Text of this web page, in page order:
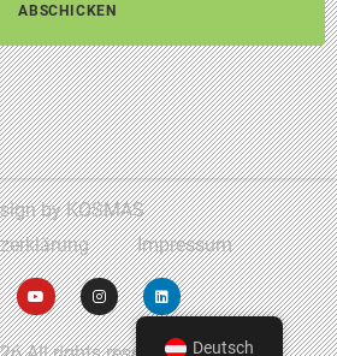
ABSCHICKEN
by KOSMAS
Impressum
Deutsch